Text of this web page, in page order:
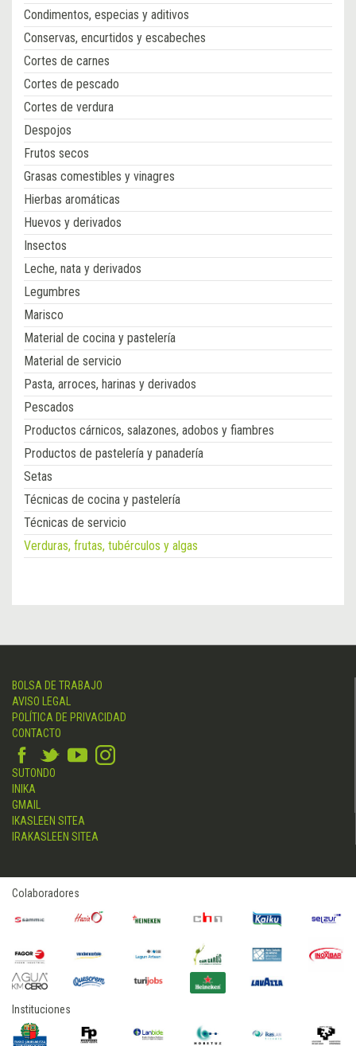
Condimentos, especias y aditivos
Conservas, encurtidos y escabeches
Cortes de carnes
Cortes de pescado
Cortes de verdura
Despojos
Frutos secos
Grasas comestibles y vinagres
Hierbas aromáticas
Huevos y derivados
Insectos
Leche, nata y derivados
Legumbres
Marisco
Material de cocina y pastelería
Material de servicio
Pasta, arroces, harinas y derivados
Pescados
Productos cárnicos, salazones, adobos y fiambres
Productos de pastelería y panadería
Setas
Técnicas de cocina y pastelería
Técnicas de servicio
Verduras, frutas, tubérculos y algas
BOLSA DE TRABAJO
AVISO LEGAL
POLÍTICA DE PRIVACIDAD
CONTACTO
SUTONDO
INIKA
GMAIL
IKASLEEN SITEA
IRAKASLEEN SITEA
Colaboradores
Instituciones